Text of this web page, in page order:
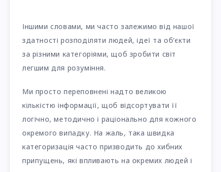
Іншими словами, ми часто залежимо від нашої
здатності розподіляти людей, ідеї та об’єкти
за різними категоріями, щоб зробити світ
легшим для розуміння.
Ми просто переповнені надто великою
кількістю інформації, щоб відсортувати її
логічно, методично і раціонально для кожного
окремого випадку. На жаль, така швидка
категоризація часто призводить до хибних
припущень, які впливають на окремих людей і